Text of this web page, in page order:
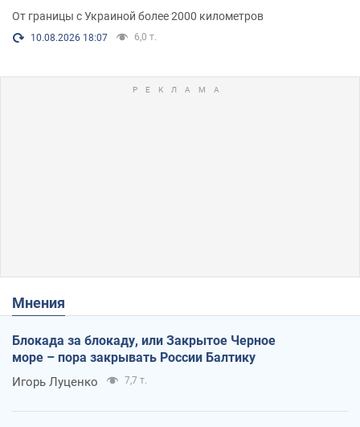
От границы с Украиной более 2000 километров
10.08.2026 18:07 6,0 т.
Мнения
Блокада за блокаду, или Закрытое Черное
море – пора закрывать России Балтику
Игорь Луценко 7,7 т.